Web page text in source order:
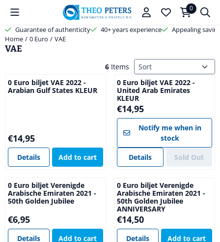
Cookie preferences are available. Choose settings or allow all
0
Guarantee of authenticity 40+ years experience
Appealing
Home / 0 Euro / VAE
VAE
6 Items Sort method
0 Euro biljet VAE 2022 -
Arabian Gulf States KLEUR
Price: 14,95
€14,95
Details Add to cart
0 Euro biljet VAE 2022 -
United Arab Emirates
KLEUR
Price: 14,95
€14,95
Notify me when in
stock
Details Sold Out
0 Euro biljet Verenigde
Arabische Emiraten 2021 -
50th Golden Jubilee
Price: 6,95
€6,95
Details Add to cart
0 Euro biljet Verenigde
Arabische Emiraten 2021 -
50th Golden Jubilee
ANNIVERSARY
Price: 14,50
€14,50
Details Add to cart